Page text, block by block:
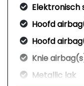
Hoofd
Hoofd
Knie
Metallic lak